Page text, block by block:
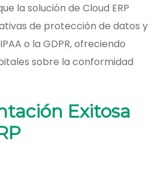
la solución de Cloud ERP
de protección de datos y
o la GDPR, ofreciendo
sobre la conformidad
Exitosa